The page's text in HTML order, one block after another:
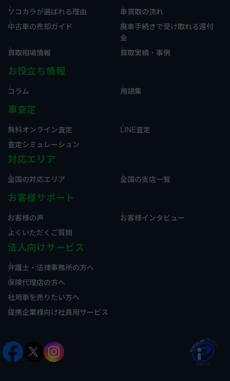
ソコカラが選ばれる理由
車買取の流れ
中古車の売却ガイド
廃車手続きで受け取れる還付
金
買取相場情報
買取実績・事例
お役立ち情報
コラム 用語集
車査定
無料オンライン査定
LINE査定
査定シミュレーション
対応エリア
全国の対応エリア 全国の支店一覧
お客様サポート
お客様の声
お客様インタビュー
よくいただくご質問
法人向けサービス
弁護士・法律事務所の方へ
保険代理店の方へ
社用車を売りたい方へ
提携企業様向け社員用サービス